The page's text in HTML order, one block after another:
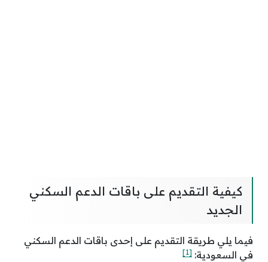
كيفية التقديم على باقات الدعم السكني
الجديد
فيما يلي طريقة التقديم على إحدى باقات الدعم السكني
في السعودية: [1]